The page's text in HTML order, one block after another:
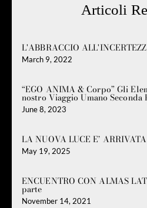
Articoli
L'ABBRACCIO
March 9, 2022
“EGO ANIMA & Corpo” Gli
nostro Viaggio Umano Seconda
June 8, 2023
LA NUOVA LUCE E’ ARRIVATA
May 19, 2025
ENCUENTRO CON ALMAS
parte
November 14, 2021